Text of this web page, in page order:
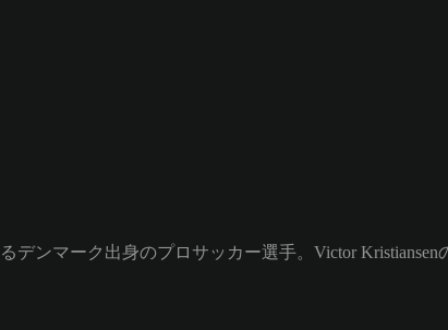
デンマーク出身のプロサッカー選手。Victor Kristiansen